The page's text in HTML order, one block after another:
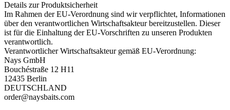
Details zur Produktsicherheit
Im Rahmen der EU-Verordnung sind wir verpflichtet, Informationen
über den verantwortlichen Wirtschaftsakteur bereitzustellen. Dieser
ist für die Einhaltung der EU-Vorschriften zu unseren Produkten
verantwortlich.
Verantwortlicher Wirtschaftsakteur gemäß EU-Verordnung:
Nays GmbH
Bouchéstraße 12 H11
12435 Berlin
DEUTSCHLAND
order@naysbaits.com